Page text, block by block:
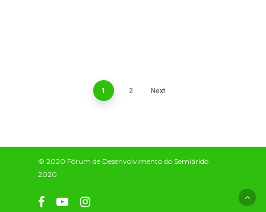
1 2 Next
© 2020 Fórum de Desenvolvimento do Semiárido
2020